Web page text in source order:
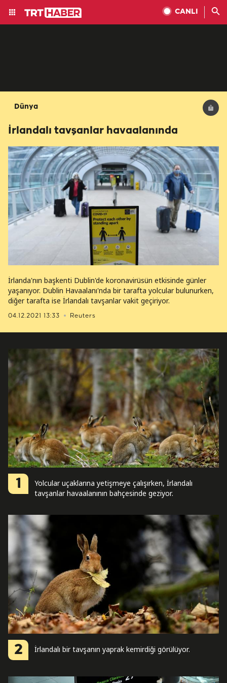
CANLI
Dünya
İrlandalı tavşanlar havaalanında
04.12.2021 13:33 Reuters
İrlanda'nın başkenti Dublin'de koronavirüsün etkisinde günler
yaşanıyor. Dublin Havaalanı'nda bir tarafta yolcular bulunurken,
diğer tarafta ise İrlandalı tavşanlar vakit geçiriyor.
1
Yolcular uçaklarına yetişmeye çalışırken, İrlandalı
tavşanlar havaalanının bahçesinde geziyor.
2 İrlandalı bir tavşanın yaprak kemirdiği görülüyor.